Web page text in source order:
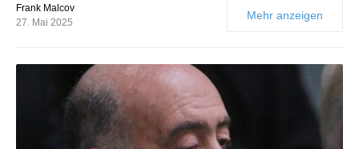
Frank Malcov
27. Mai 2025
Mehr anzeigen